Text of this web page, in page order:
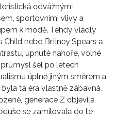
odvážnými
sportovními vlivy a
k módě. Tehdy vládly
nebo Britney Spears a
upnuté nahoře, volné
šel po letech
úplně jiným směrem a
ta éra vlastně zábavná.
generace Z objevila
se zamilovala do té